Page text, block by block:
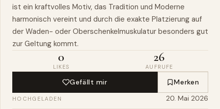
ist ein kraftvolles Motiv, das Tradition und Moderne
harmonisch vereint und durch die exakte Platzierung auf
der Waden- oder Oberschenkelmuskulatur besonders gut
zur Geltung kommt.
0
LIKES
26
AUFRUFE
Gefällt mir Merken
HOCHGELADEN 20. Mai 2026